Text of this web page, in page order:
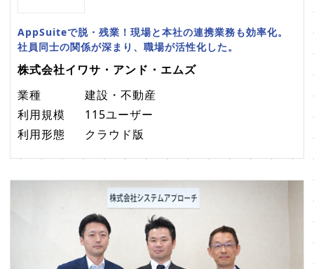
AppSuiteで脱・残業！現場と本社の連携業務も効率化。
社員同士の関係が深まり、職場が活性化した。
株式会社イワサ・アンド・エムズ
業種
建設・不動産
利用規模
115ユーザー
利用形態
クラウド版